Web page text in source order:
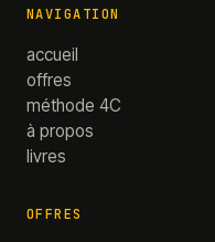
NAVIGATION
accueil
offres
méthode 4C
à propos
livres
OFFRES